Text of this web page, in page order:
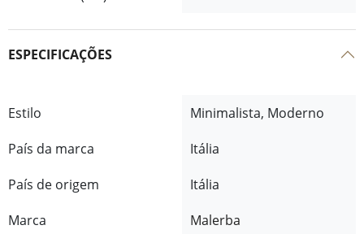
ESPECIFICAÇÕES
Estilo
Minimalista, Moderno
País da marca
Itália
País de origem
Itália
Marca
Malerba